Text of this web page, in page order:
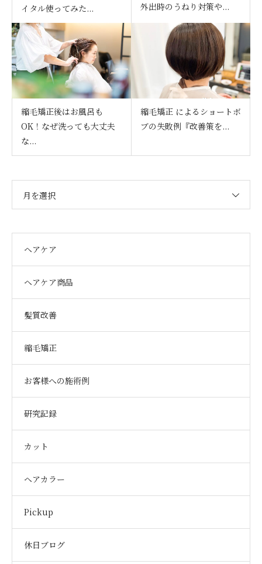
イタル使ってみた...
外出時のうねり対策や...
縮毛矯正後はお風呂も
OK！なぜ洗っても大丈夫
な...
縮毛矯正 によるショートボ
ブの失敗例『改善策を...
月を選択
ヘアケア
ヘアケア商品
髪質改善
縮毛矯正
お客様への施術例
研究記録
カット
ヘアカラー
Pickup
休日ブログ